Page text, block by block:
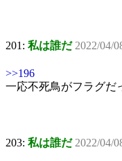
201: 私は誰だ 2022/04/
>>196
一応不死鳥がフラグだ
203: 私は誰だ 2022/04/